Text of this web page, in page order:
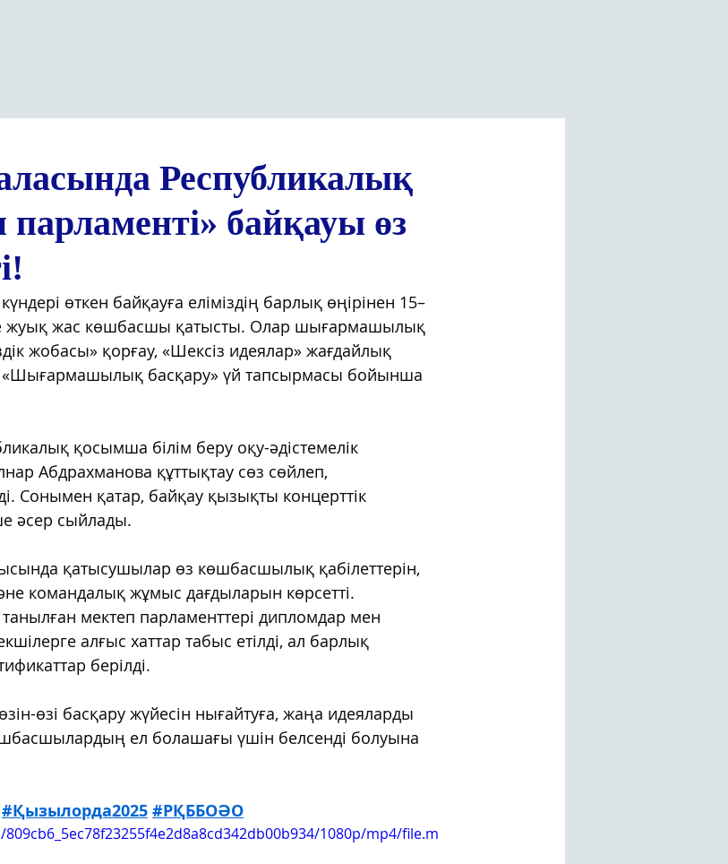
Республикалық
парламенті» байқауы өз
өткен байқауға еліміздің барлық өңірінен 15–
жуық жас көшбасшы қатысты. Олар шығармашылық
жобасы» қорғау, «Шексіз идеялар» жағдайлық
басқару» үй тапсырмасы бойынша
қосымша білім беру оқу-әдістемелік
Абдрахманова құттықтау сөз сөйлеп,
Сонымен қатар, байқау қызықты концерттік
әсер сыйлады.
қатысушылар өз көшбасшылық қабілеттерін,
командалық жұмыс дағдыларын көрсетті.
мектеп парламенттері дипломдар мен
алғыс хаттар табыс етілді, ал барлық
берілді.
өзі басқару жүйесін нығайтуға, жаңа идеяларды
ел болашағы үшін белсенді болуына
#Қызылорда2025 #РҚББОӘО
1080p/mp4/file.m